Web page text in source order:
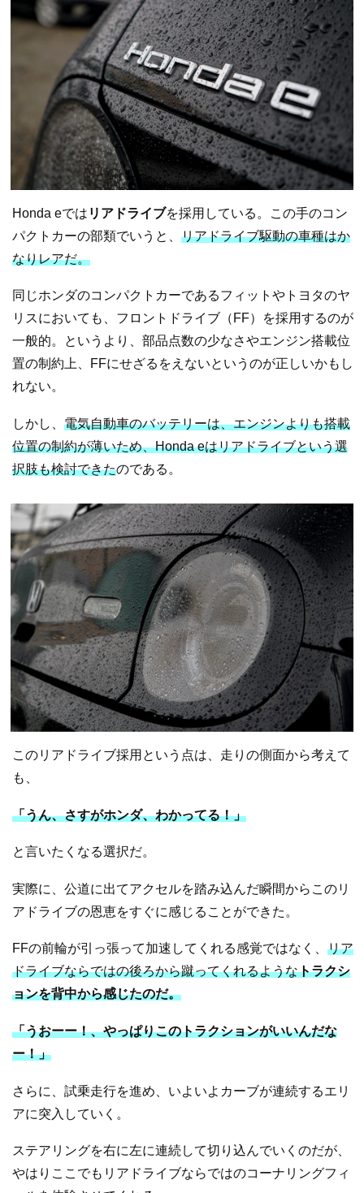
Honda eでは リアドライブを採用している。この手のコン
パクトカーの部類でいうと、 リアドライブ駆動の車種はか
なりレアだ。
同じホンダのコンパクトカーであるフィットやトヨタのヤ
リスにおいても、フロントドライブ（FF）を採用するのが
一般的。というより、部品点数の少なさやエンジン搭載位
置の制約上、FFにせざるをえないというのが正しいかもし
れない。
しかし、 電気自動車のバッテリーは、エンジンよりも搭載
位置の制約が薄いため、Honda eはリアドライブという選
択肢も検討できたのである。
このリアドライブ採用という点は、走りの側面から考えて
も、
「うん、さすがホンダ、わかってる！」
と言いたくなる選択だ。
実際に、公道に出てアクセルを踏み込んだ瞬間からこのリ
アドライブの恩恵をすぐに感じることができた。
FFの前輪が引っ張って加速してくれる感覚ではなく、 リア
ドライブならではの後ろから蹴ってくれるようなトラクシ
ョンを背中から感じたのだ。
「うおーー！、やっぱりこのトラクションがいいんだな
ー！」
さらに、試乗走行を進め、いよいよカーブが連続するエリ
アに突入していく。
ステアリングを右に左に連続して切り込んでいくのだが、
やはりここでもリアドライブならではのコーナリングフィ